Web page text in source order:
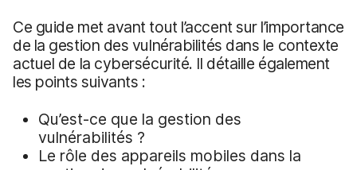
Ce guide met avant tout l’accent sur l’importance
de la gestion des vulnérabilités dans le contexte
actuel de la cybersécurité. Il détaille également
les points suivants :
Qu’est-ce que la gestion des
vulnérabilités ?
Le rôle des appareils mobiles dans la